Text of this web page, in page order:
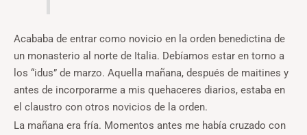
Acababa de entrar como novicio en la orden benedictina de
un monasterio al norte de Italia. Debíamos estar en torno a
los “idus” de marzo. Aquella mañana, después de maitines y
antes de incorporarme a mis quehaceres diarios, estaba en
el claustro con otros novicios de la orden.
La mañana era fría. Momentos antes me había cruzado con